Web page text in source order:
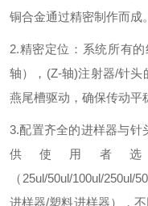
铜合金通过精密制作而成
2.精密定位：系统所有
轴）， (Z-轴)注射器/针头
燕尾槽驱动，确保传动平
3.配置齐全的进样器与针
供使用者
（ 25ul/50ul/100ul/250ul/
进样器/塑料进样器），